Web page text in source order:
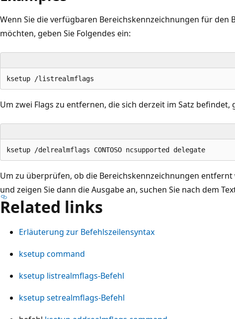
Wenn Sie die verfügbaren Bereichskennzeichnungen für den
möchten, geben Sie Folgendes ein:
Um zwei Flags zu entfernen, die sich derzeit im Satz befindet,
Um zu überprüfen, ob die Bereichskennzeichnungen entfernt
und zeigen Sie dann die Ausgabe an, suchen Sie nach dem
Related links
Erläuterung zur Befehlszeilensyntax
ksetup command
ksetup listrealmflags-Befehl
ksetup setrealmflags-Befehl